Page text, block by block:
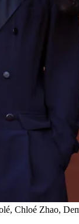
Chloé Zhao,